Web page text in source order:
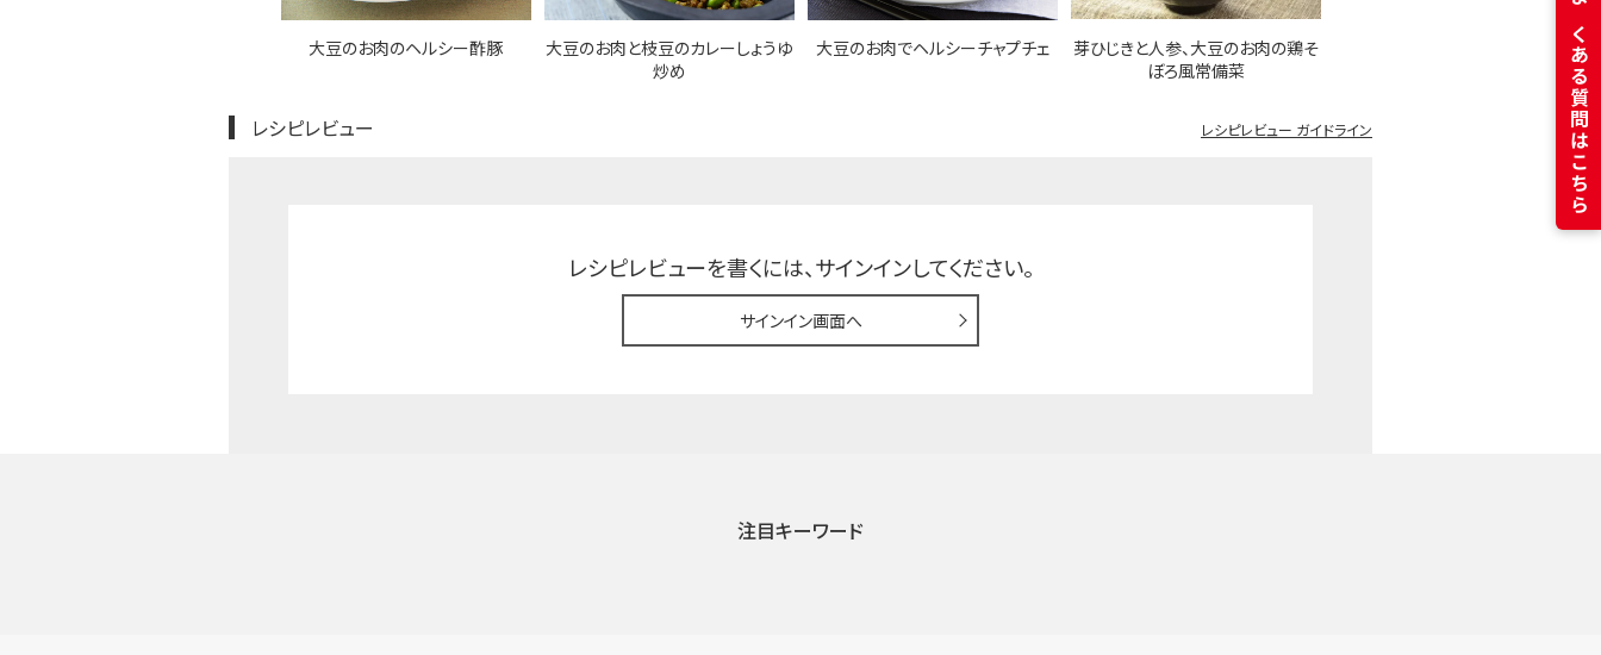
大豆のお肉のヘルシー酢豚
大豆のお肉と枝豆のカレーしょうゆ
炒め
大豆のお肉でヘルシーチャプチェ
芽ひじきと人参、大豆のお肉の鶏そ
ぼろ風常備菜
レシピレビュー レシピレビュー ガイドライン
レシピレビューを書くには、サインインしてください。
サインイン画面へ
注目キーワード
よくある質問はこちら